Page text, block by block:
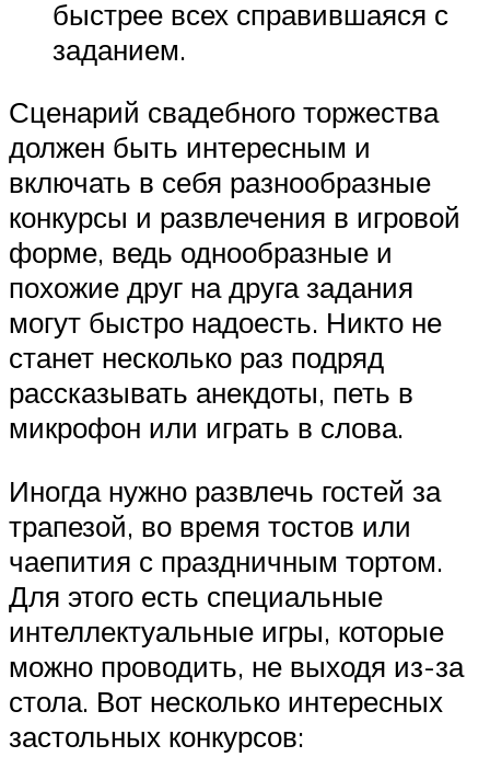
быстрее всех справившаяся с
заданием.
Сценарий свадебного торжества
должен быть интересным и
включать в себя разнообразные
конкурсы и развлечения в игровой
форме, ведь однообразные и
похожие друг на друга задания
могут быстро надоесть. Никто не
станет несколько раз подряд
рассказывать анекдоты, петь в
микрофон или играть в слова.
Иногда нужно развлечь гостей за
трапезой, во время тостов или
чаепития с праздничным тортом.
Для этого есть специальные
интеллектуальные игры, которые
можно проводить, не выходя из-за
стола. Вот несколько интересных
застольных конкурсов: